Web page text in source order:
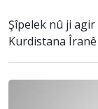
Şîpelek nû ji
Kurdistana